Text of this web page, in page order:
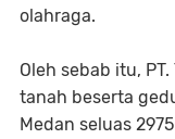
olahraga.
Oleh sebab itu,
tanah beserta
Medan seluas